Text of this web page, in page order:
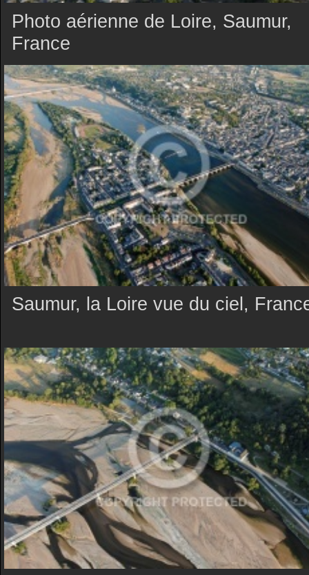
Photo aérienne de Loire, Saumur,
France
Saumur, la Loire vue du ciel,